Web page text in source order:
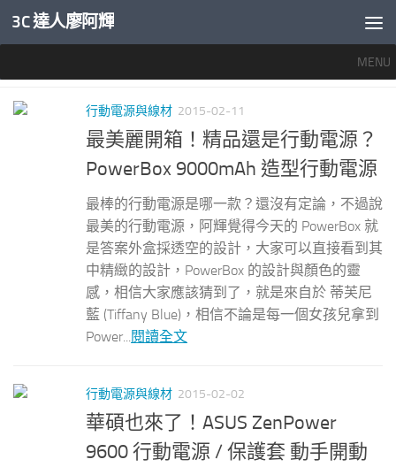
內文下方
3C 達人廖阿輝
MENU
行動電源與線材 2015-02-11
最美麗開箱！精品還是行動電源？
PowerBox 9000mAh 造型行動電源
最棒的行動電源是哪一款？還沒有定論，不過說
最美的行動電源，阿輝覺得今天的 PowerBox 就
是答案外盒採透空的設計，大家可以直接看到其
中精緻的設計，PowerBox 的設計與顏色的靈
感，相信大家應該猜到了，就是來自於 蒂芙尼
藍 (Tiffany Blue)，相信不論是每一個女孩兒拿到
Power...閱讀全文
行動電源與線材 2015-02-02
華碩也來了！ASUS ZenPower
9600 行動電源 / 保護套 動手開動